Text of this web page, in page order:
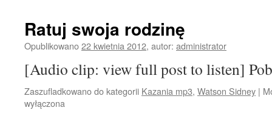
Ratuj swoja rodzinę
Opublikowano22 kwietnia 2012, autor: administrator
[Audio clip: view full post to listen]
Zaszufladkowano do kategorii Kazania mp3, Watson Sidney |
wyłączona